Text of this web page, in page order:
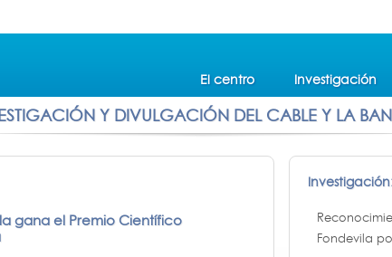
El centro Investigación
Y DIVULGACIÓN DEL CABLE Y LA
gana el Premio Científico
Fondevila